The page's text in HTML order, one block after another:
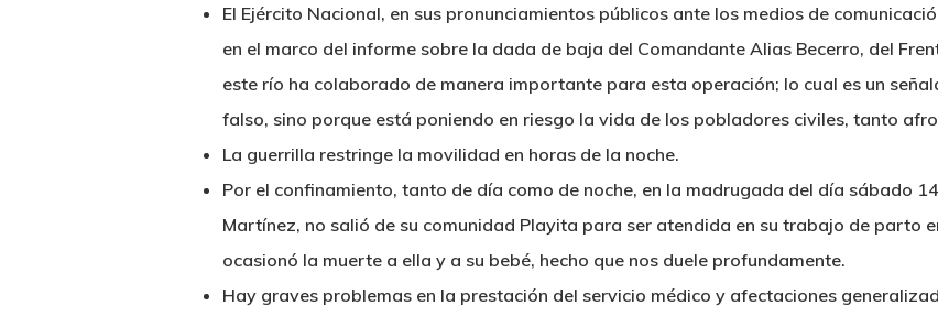
El Ejército Nacional, en sus pronunciamientos públicos ante los medios de
en el marco del informe sobre la dada de baja del Comandante Alias Becerro, del
este río ha colaborado de manera importante para esta operación; lo cual es un
falso, sino porque está poniendo en riesgo la vida de los pobladores civiles, tanto
La guerrilla restringe la movilidad en horas de la noche.
Por el confinamiento, tanto de día como de noche, en la madrugada del día sábado
Martínez, no salió de su comunidad Playita para ser atendida en su trabajo de parto
ocasionó la muerte a ella y a su bebé, hecho que nos duele profundamente.
Hay graves problemas en la prestación del servicio médico y afectaciones